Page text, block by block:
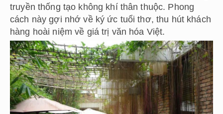
truyền thống tạo không khí thân thuộc. Phong
cách này gợi nhớ về ký ức tuổi thơ, thu hút khách
hàng hoài niệm về giá trị văn hóa Việt.